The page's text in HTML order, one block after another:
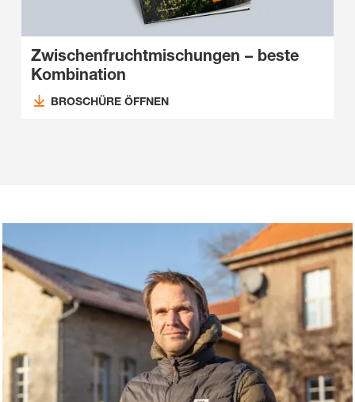
Zwischenfruchtmischungen – beste
Kombination
BROSCHÜRE ÖFFNEN